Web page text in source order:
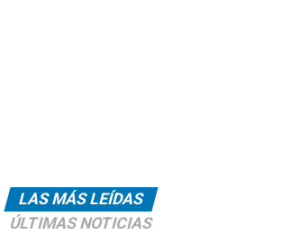
LAS MÁS LEÍDAS
ÚLTIMAS NOTICIAS